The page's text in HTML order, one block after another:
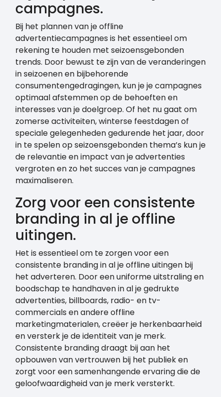
campagnes.
Bij het plannen van je offline
advertentiecampagnes is het essentieel om
rekening te houden met seizoensgebonden
trends. Door bewust te zijn van de veranderingen
in seizoenen en bijbehorende
consumentengedragingen, kun je je campagnes
optimaal afstemmen op de behoeften en
interesses van je doelgroep. Of het nu gaat om
zomerse activiteiten, winterse feestdagen of
speciale gelegenheden gedurende het jaar, door
in te spelen op seizoensgebonden thema’s kun je
de relevantie en impact van je advertenties
vergroten en zo het succes van je campagnes
maximaliseren.
Zorg voor een consistente
branding in al je offline
uitingen.
Het is essentieel om te zorgen voor een
consistente branding in al je offline uitingen bij
het adverteren. Door een uniforme uitstraling en
boodschap te handhaven in al je gedrukte
advertenties, billboards, radio- en tv-
commercials en andere offline
marketingmaterialen, creëer je herkenbaarheid
en versterk je de identiteit van je merk.
Consistente branding draagt bij aan het
opbouwen van vertrouwen bij het publiek en
zorgt voor een samenhangende ervaring die de
geloofwaardigheid van je merk versterkt.